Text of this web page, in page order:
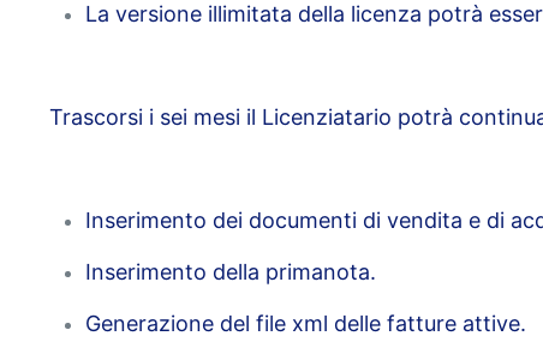
La versione illimitata della licenza potrà
Trascorsi i sei mesi il Licenziatario potrà
Inserimento dei documenti di vendita e di
Inserimento della primanota.
Generazione del file xml delle fatture attive.